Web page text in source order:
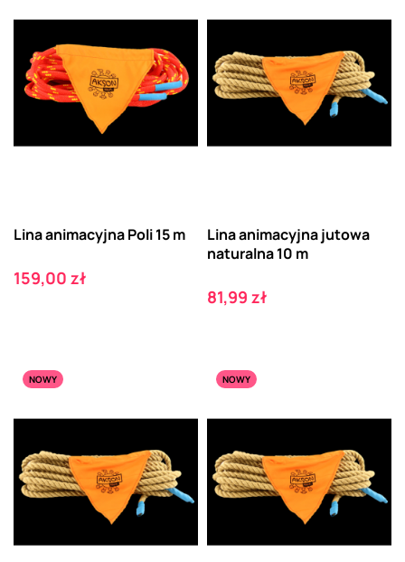
Lina animacyjna Poli 15 m
Cena
159,00 zł
Lina animacyjna jutowa
naturalna 10 m
Cena
81,99 zł
NOWY NOWY